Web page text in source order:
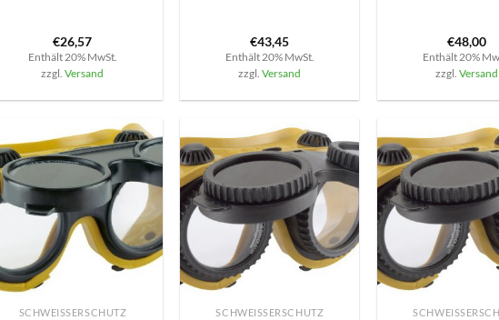
€26,57
Enthält 20% MwSt.
zzgl.Versand
€43,45
Enthält 20% MwSt.
zzgl.Versand
€48,00
Enthält 20%
zzgl.Versand
+
SCHWEISSERSCHUTZ
+
SCHWEISSERSCHUTZ
+